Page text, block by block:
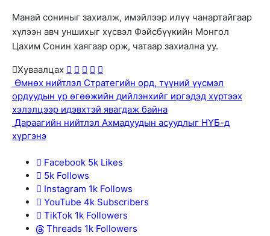
Манай сониныг захиалж, имэйлээр илүү чанартайгаар
хүлээн авч уншихыг хүсвэл Фэйсбүүкийн Монгол
Цахим Сонин хаягаар орж, чатаар захиална уу.
Хуваалцах
Өмнөх нийтлэл Стратегийн орд, түүний үүсмэл
ордуудын үр өгөөжийн дийлэнхийг иргэдэд хүртээх
хэлэлцээр идэвхтэй явагдаж байна
Дараагийн нийтлэл Ахмадуудын асуудлыг НҮБ-д
хүргэнэ
Facebook 5k Likes
5k Follows
Instagram 1k Follows
YouTube 4k Subscribers
TikTok 1k Followers
Threads 1k Followers